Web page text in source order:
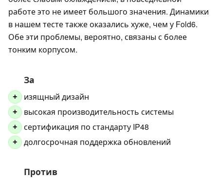
работе это не имеет большого значения. Динамики
в нашем тесте также оказались хуже, чем у Fold6.
Обе эти проблемы, вероятно, связаны с более
тонким корпусом.
За
+ изящный дизайн
+ высокая производительность системы
+ сертификация по стандарту IP48
+ долгосрочная поддержка обновлений
Против